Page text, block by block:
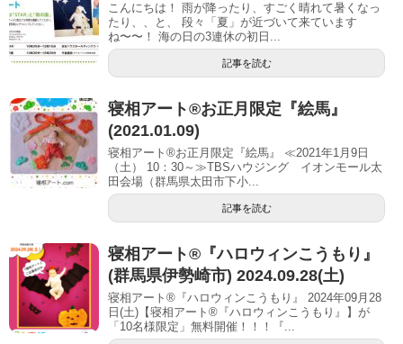
こんにちは！ 雨が降ったり、すごく晴れて暑くなっ
たり、、と、 段々「夏」が近づいて来ています
ね〜〜！ 海の日の3連休の初日...
記事を読む
寝相アート®お正月限定『絵馬』
(2021.01.09)
寝相アート®お正月限定『絵馬』 ≪2021年1月9日
（土） 10：30～≫TBSハウジング イオンモール太
田会場（群馬県太田市下小...
記事を読む
寝相アート®︎『ハロウィンこうもり』
(群馬県伊勢崎市) 2024.09.28(土)
寝相アート®『ハロウィンこうもり』 2024年09月28
日(土)【寝相アート®︎『ハロウィンこうもり』】が
「10名様限定」無料開催！！！『...